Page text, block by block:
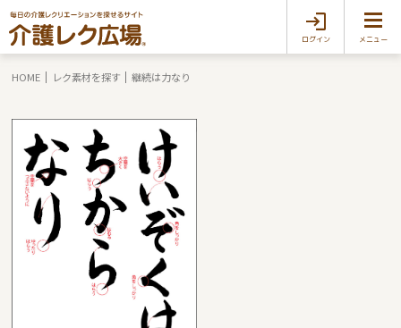
ログイン メニュー
HOME レク素材を探す 継続は力なり